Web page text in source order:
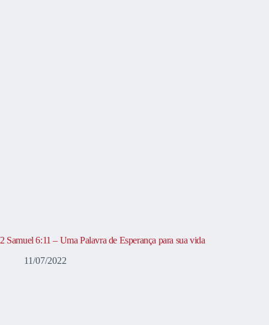
2 Samuel 6:11 – Uma Palavra de Esperança para sua vida
11/07/2022